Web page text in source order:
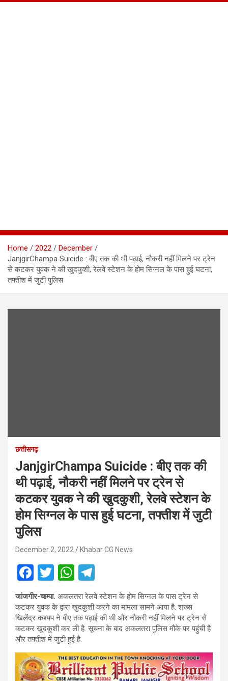
Home 2022
December
JanjgirChampa Suicide : बीए तक की थी पढ़ाई, नौकरी नहीं मिलने पर ट्रेन
से कटकर युवक ने की खुदकुशी, रेलवे स्टेशन के होम सिग्नल के पास हुई घटना,
तफ्तीश में जुटी पुलिस
छत्तीसगढ़
JanjgirChampa Suicide : बीए तक की
थी पढ़ाई, नौकरी नहीं मिलने पर ट्रेन से
कटकर युवक ने की खुदकुशी, रेलवे स्टेशन के
होम सिग्नल के पास हुई घटना, तफ्तीश में जुटी
पुलिस
December 2, 2022 Khabar CG News
F
a
ce
b
o
o
k
T
wi
tt
er
W
h
at
s
A
p
p
el
e
gr
a
m
जांजगीर-चाम्पा. अकलतरा रेलवे स्टेशन के होम सिग्नल के पास ट्रेन से
कटकर युवक के द्वारा खुदकुशी करने का मामला सामने आया है. शख्स
खिलेंद्र कश्यप ने बीए तक पढ़ाई की थी और नौकरी नहीं मिलने पर ट्रेन से
कटकर खुदकुशी कर ली है. सूचना के बाद अकलतरा पुलिस मौके पर पहुंची है
और तफ्तीश में जुटी हुई है.